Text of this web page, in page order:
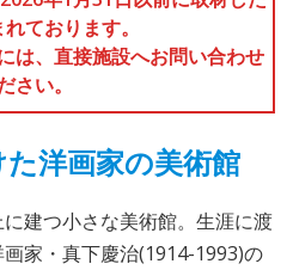
ております。
は、直接施設へお問い合わせ
さい。
洋画家の美術館
建つ小さな美術館。生涯に渡
家・真下慶治(1914-1993)の